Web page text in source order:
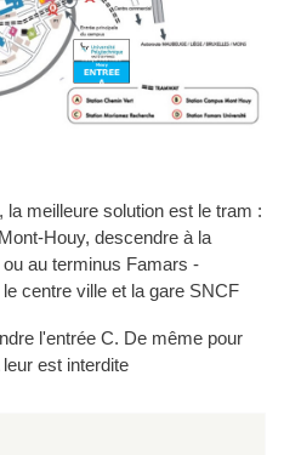
meilleure solution est le tram :
Houy, descendre à la
au terminus Famars -
centre ville et la gare SNCF
l'entrée C. De même pour
est interdite